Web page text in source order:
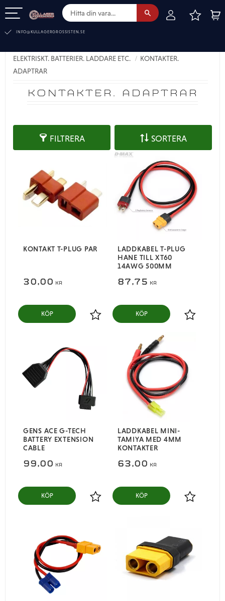
INFO@KULLAGERGROSSISTEN.SE
KONTAKTER. ADAPTRAR
ELEKTRISKT. BATTERIER. LADDARE ETC.
KONTAKTER.
ADAPTRAR
FILTRERA SORTERA
KONTAKT T-PLUG PAR
30,00 KR
Lägg till i favoriter
KÖP
LADDKABEL T-PLUG
HANE TILL XT60
14AWG 500MM
87,75 KR
Lägg till i
KÖP
GENS ACE G-TECH
BATTERY EXTENSION
CABLE
99,00 KR
Lägg till i favoriter
KÖP
LADDKABEL MINI-
TAMIYA MED 4MM
KONTAKTER
63,00 KR
Lägg till i
KÖP